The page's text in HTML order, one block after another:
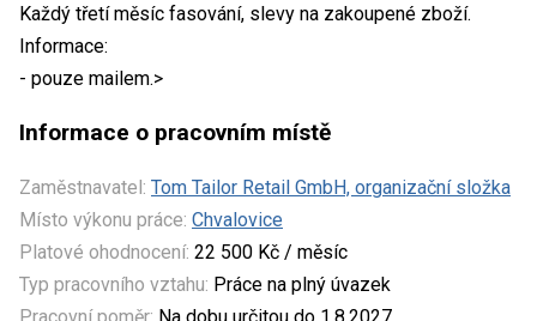
Každý třetí měsíc fasování, slevy na zakoupené zboží.
Informace:
- pouze mailem.>
Informace o pracovním místě
Zaměstnavatel: Tom Tailor Retail GmbH, organizační složka
Místo výkonu práce: Chvalovice
Platové ohodnocení: 22 500 Kč / měsíc
Typ pracovního vztahu: Práce na plný úvazek